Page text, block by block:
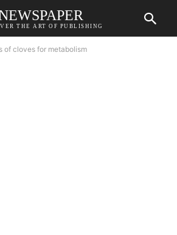
THE ART OF PUBLISHING
of cloves for metabolism